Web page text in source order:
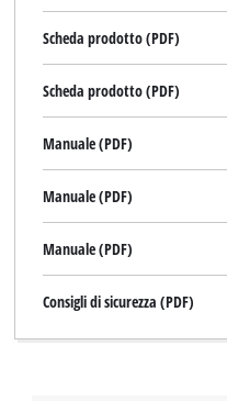
Scheda prodotto (PDF)
Scheda prodotto (PDF)
Manuale (PDF)
Manuale (PDF)
Manuale (PDF)
Consigli di sicurezza (PDF)